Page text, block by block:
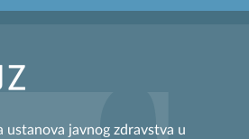
ustanova javnog zdravstva u